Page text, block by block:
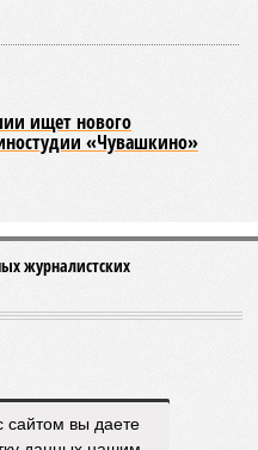
(что составило
по
также одно готовое
нормам по
смен прошли
против клещей,
учреждениях
мониторинг.
на обсуждение ряд
санитарно-
детей в летних лагерях
самой системы
приоритета было
учреждений
сайтом вы даете